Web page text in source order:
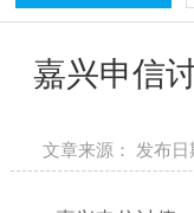
嘉兴申信
文章来源： 发布